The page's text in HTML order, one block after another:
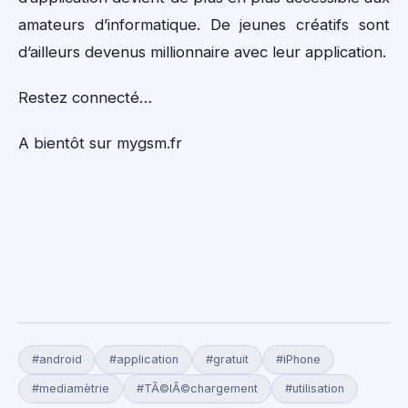
amateurs d’informatique. De jeunes créatifs sont
d’ailleurs devenus millionnaire avec leur application.
Restez connecté…
A bientôt sur mygsm.fr
#android #application #gratuit #iPhone
#mediamètrie #TÃ©lÃ©chargement #utilisation